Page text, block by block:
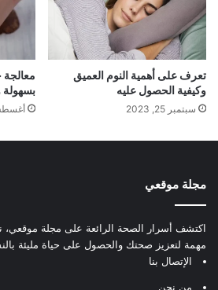
تعرف على أهمية النوم العميق
وكيفية الحصول عليه
سبتمبر 25, 2023
بسهولة
أغسطس 19,
مجلة موقعي
اكتشف أسرار الصحة الرائعة على مجلة
مهمة لتعزيز صحتك والحصول على حياة مليئة
الإتصال بنا
من نحن